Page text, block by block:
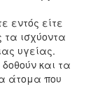
εντός είτε
τα ισχύοντα
υγείας.
και τα
άτομα που